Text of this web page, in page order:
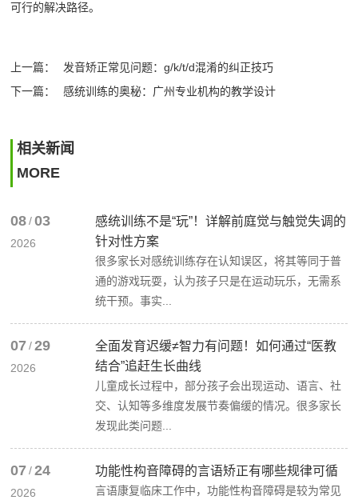
可行的解决路径。
上一篇：
发音矫正常见问题：g/k/t/d混淆的纠正技巧
下一篇：
感统训练的奥秘：广州专业机构的教学设计
相关新闻
MORE
08 / 03
2026
感统训练不是“玩”！详解前庭觉与触觉失调的
针对性方案
很多家长对感统训练存在认知误区，将其等同于普
通的游戏玩耍，认为孩子只是在运动玩乐，无需系
统干预。事实...
07 / 29
2026
全面发育迟缓≠智力有问题！如何通过“医教
结合”追赶生长曲线
儿童成长过程中，部分孩子会出现运动、语言、社
交、认知等多维度发展节奏偏缓的情况。很多家长
发现此类问题...
07 / 24
2026
功能性构音障碍的言语矫正有哪些规律可循
言语康复临床工作中，功能性构音障碍是较为常见